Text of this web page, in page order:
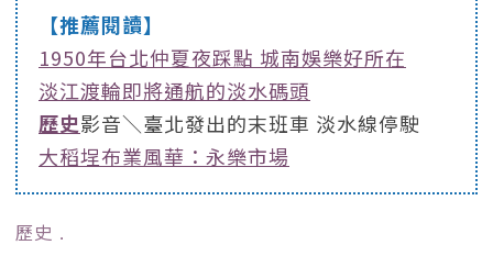
【推薦閱讀】
1950年台北仲夏夜踩點 城南娛樂好所在
淡江渡輪即將通航的淡水碼頭
歷史影音＼臺北發出的末班車 淡水線停駛
大稻埕布業風華：永樂市場
歷史 ﹒